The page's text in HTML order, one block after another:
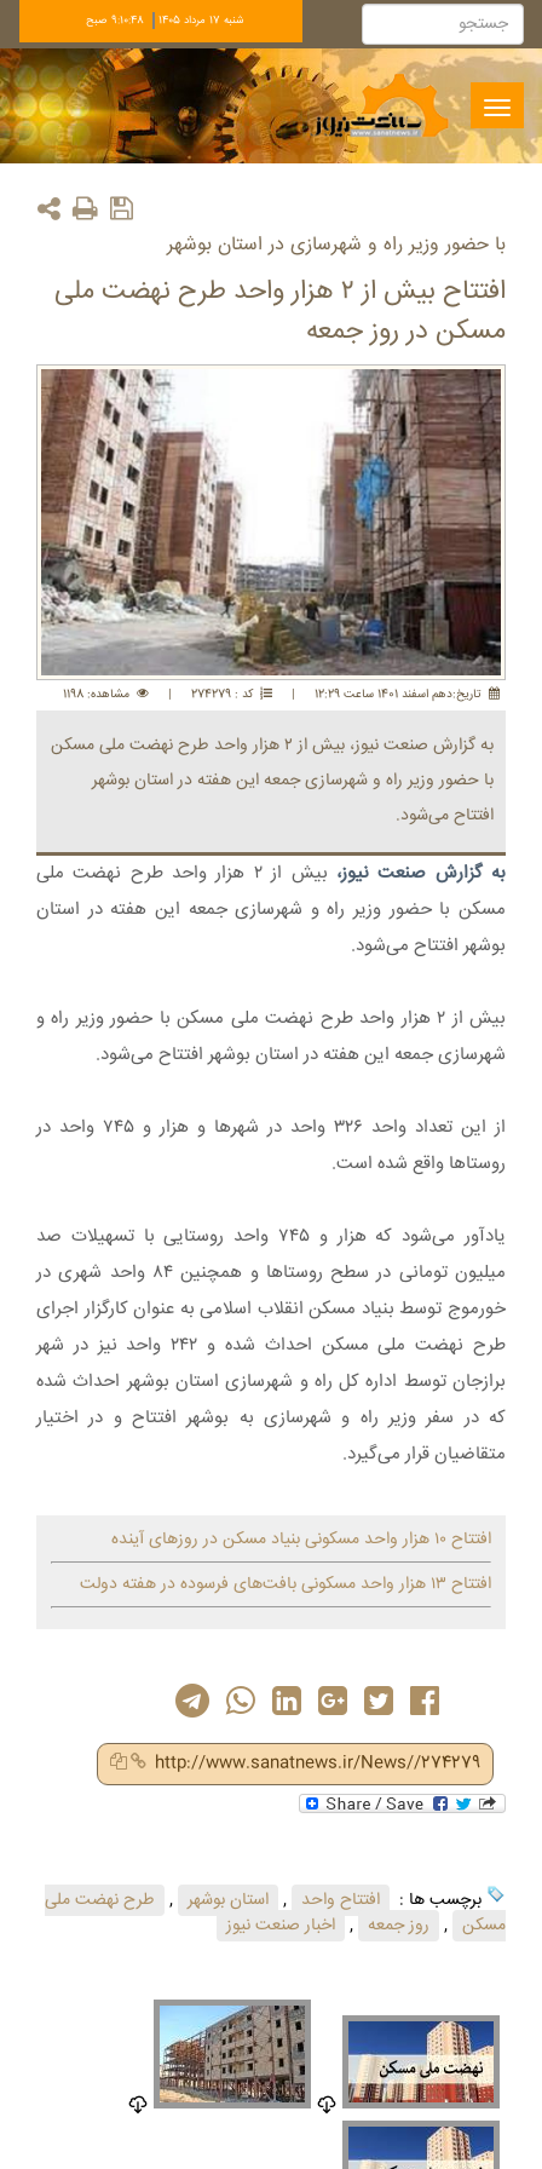
شنبه 17 مرداد 1405 9:10:49 صبح
Toggle
navigation
با حضور وزیر راه و شهرسازی در استان بوشهر
افتتاح بیش از ۲ هزار واحد طرح نهضت ملی
مسکن در روز جمعه
تاريخ:دهم اسفند 1401 ساعت 12:29 | کد : 274279 | مشاهده: 1198
به گزارش صنعت نیوز، بیش از ۲ هزار واحد طرح نهضت ملی مسکن
با حضور وزیر راه و شهرسازی جمعه این هفته در استان بوشهر
افتتاح می‌شود.
به گزارش صنعت نیوز،
بیش از ۲ هزار واحد طرح نهضت ملی
مسکن با حضور وزیر راه و شهرسازی جمعه این هفته در استان
بوشهر افتتاح می‌شود.
بیش از ۲ هزار واحد طرح نهضت ملی مسکن با حضور وزیر راه و
شهرسازی جمعه این هفته در استان بوشهر افتتاح می‌شود.
از این تعداد واحد ۳۲۶ واحد در شهر‌ها و هزار و ۷۴۵ واحد در
روستا‌ها واقع شده است.
یادآور می‌شود که هزار و ۷۴۵ واحد روستایی با تسهیلات صد
میلیون تومانی در سطح روستا‌ها و همچنین ۸۴ واحد شهری در
خورموج توسط بنیاد مسکن انقلاب اسلامی به عنوان کارگزار اجرای
طرح نهضت ملی مسکن احداث شده و ۲۴۲ واحد نیز در شهر
برازجان توسط اداره کل راه و شهرسازی استان بوشهر احداث شده
که در سفر وزیر راه و شهرسازی به بوشهر افتتاح و در اختیار
متقاضیان قرار می‌گیرد.
افتتاح ۱۰ هزار واحد مسکونی بنیاد مسکن در روز‌های آینده
افتتاح ۱۳ هزار واحد مسکونی بافت‌های فرسوده در هفته دولت
http://www.sanatnews.ir/News//274279
برچسب ها : افتتاح واحد , استان بوشهر , طرح نهضت ملی
مسکن , روز جمعه , اخبار صنعت نیوز